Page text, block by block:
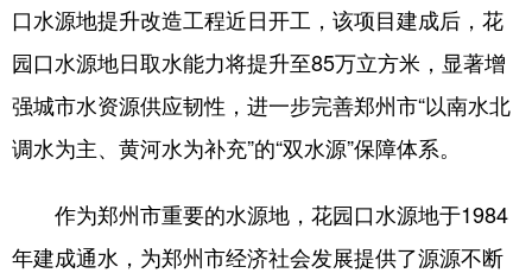
廉政 人事 新华视频
专题 网群推广 地方动态
乡村振兴 工业能源 科教兴省
文旅新探 豫股百家
口水源地提升改造工程近日开工，该项目建成后，花
园口水源地日取水能力将提升至85万立方米，显著增
强城市水资源供应韧性，进一步完善郑州市“以南水北
调水为主、黄河水为补充”的“双水源”保障体系。
作为郑州市重要的水源地，花园口水源地于1984
年建成通水，为郑州市经济社会发展提供了源源不断